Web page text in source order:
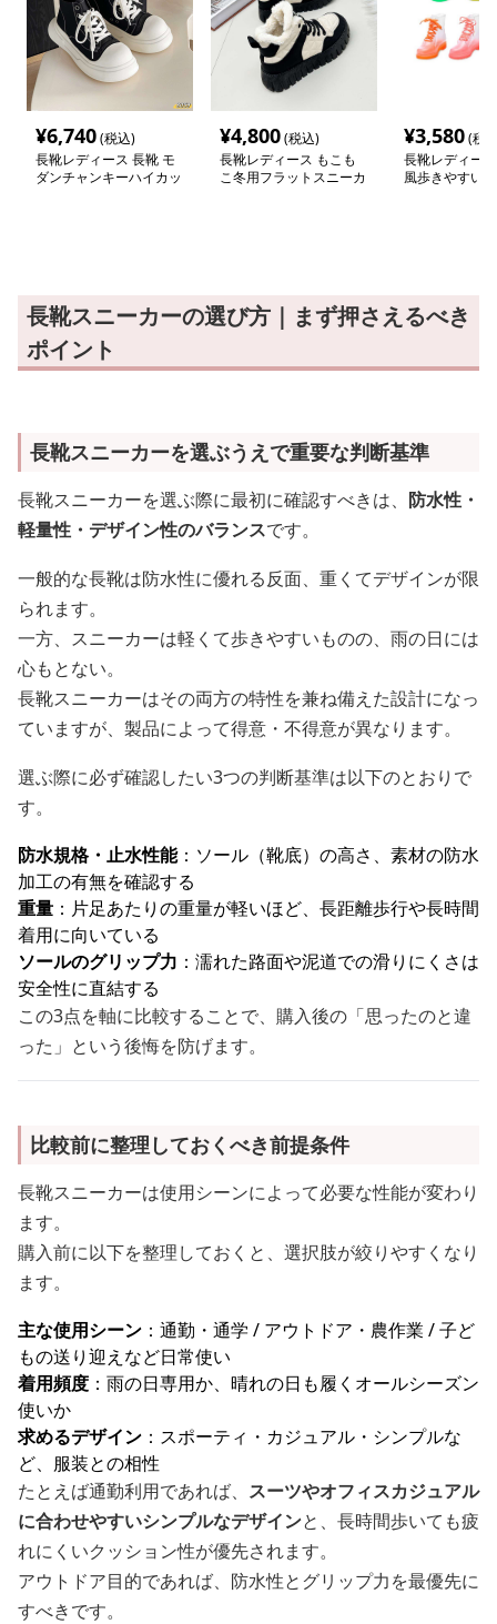
¥6,740(税込)
長靴レディース 長靴 モ
ダンチャンキーハイカッ
¥4,800(税込)
長靴レディース もこも
こ冬用フラットスニーカ
¥3,580(税
長靴レディー
風歩きやすい
長靴スニーカーの選び方｜まず押さえるべき
ポイント
長靴スニーカーを選ぶうえで重要な判断基準
長靴スニーカーを選ぶ際に最初に確認すべきは、 防水性・
軽量性・デザイン性のバランスです。
一般的な長靴は防水性に優れる反面、重くてデザインが限
られます。
一方、スニーカーは軽くて歩きやすいものの、雨の日には
心もとない。
長靴スニーカーはその両方の特性を兼ね備えた設計になっ
ていますが、製品によって得意・不得意が異なります。
選ぶ際に必ず確認したい3つの判断基準は以下のとおりで
す。
防水規格・止水性能：ソール（靴底）の高さ、素材の防水
加工の有無を確認する
重量 ：片足あたりの重量が軽いほど、長距離歩行や長時間
着用に向いている
ソールのグリップ力 ：濡れた路面や泥道での滑りにくさは
安全性に直結する
この3点を軸に比較することで、購入後の「思ったのと違
った」という後悔を防げます。
比較前に整理しておくべき前提条件
長靴スニーカーは使用シーンによって必要な性能が変わり
ます。
購入前に以下を整理しておくと、選択肢が絞りやすくなり
ます。
主な使用シーン ：通勤・通学 / アウトドア・農作業 / 子ど
もの送り迎えなど日常使い
着用頻度 ：雨の日専用か、晴れの日も履くオールシーズン
使いか
求めるデザイン ：スポーティ・カジュアル・シンプルな
ど、服装との相性
たとえば通勤利用であれば、 スーツやオフィスカジュアル
に合わせやすいシンプルなデザインと、長時間歩いても疲
れにくいクッション性が優先されます。
アウトドア目的であれば、防水性とグリップ力を最優先に
すべきです。